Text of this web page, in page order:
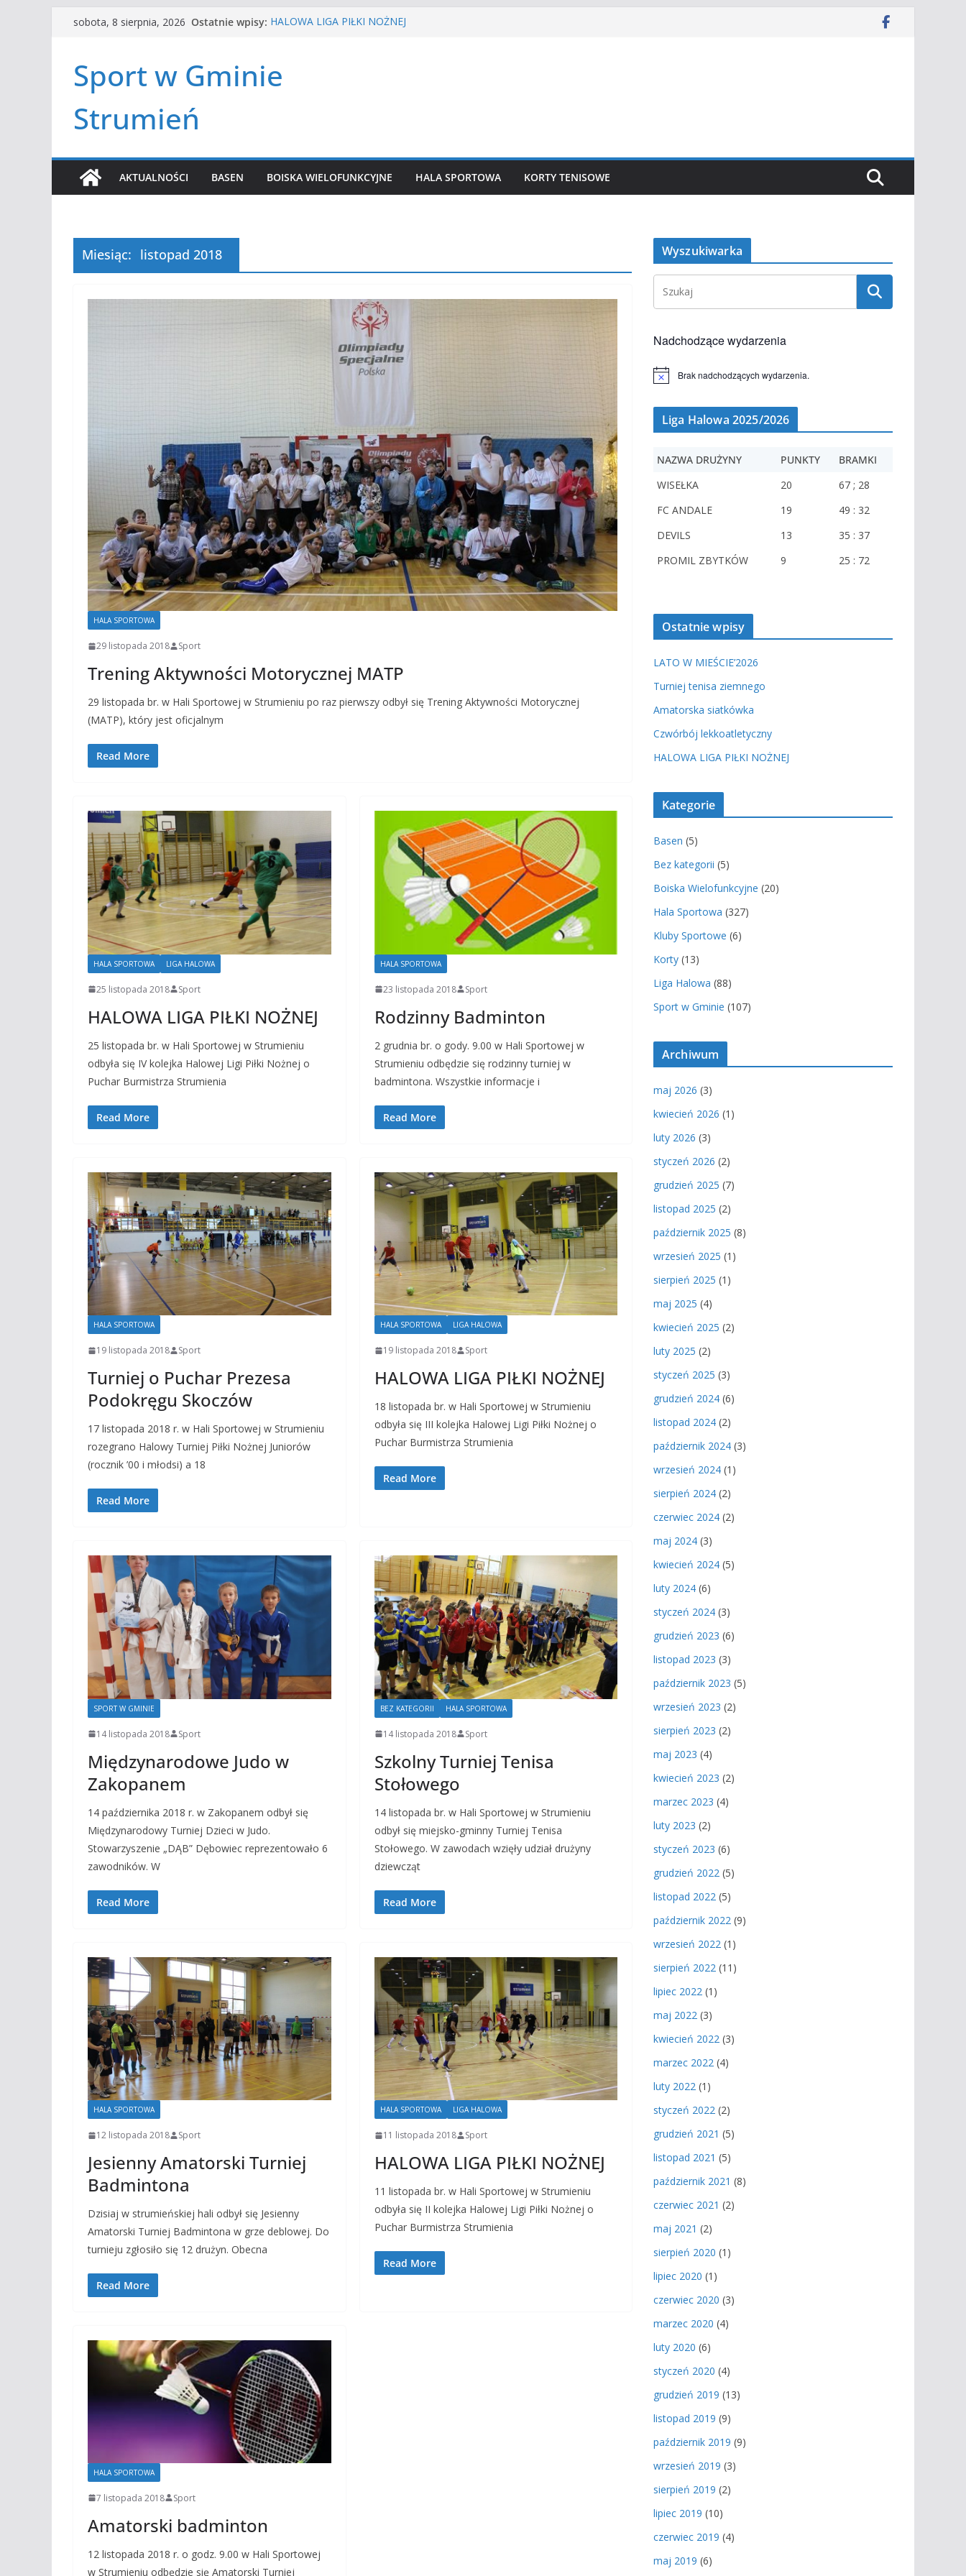
Przejdźsobota, 8 sierpnia, 2026 Ostatnie wpisy: HALOWA LIGA PIŁKI NOŻNEJ
Czwórbój lekkoatletyczny
Sport w Gminie
Strumień
AKTUALNOŚCI BASEN BOISKA WIELOFUNKCYJNE HALA SPORTOWA KORTY TENISOWE
Miesiąc: listopad 2018
HALA SPORTOWA
29 listopada 2018 Sport
Trening Aktywności Motorycznej MATP
29 listopada br. w Hali Sportowej w Strumieniu po raz pierwszy odbył się Trening Aktywności Motorycznej
(MATP), który jest oficjalnym
Read More
HALA SPORTOWA LIGA HALOWA
25 listopada 2018 Sport
HALOWA LIGA PIŁKI NOŻNEJ
25 listopada br. w Hali Sportowej w Strumieniu
odbyła się IV kolejka Halowej Ligi Piłki Nożnej o
Puchar Burmistrza Strumienia
Read More
HALA SPORTOWA
23 listopada 2018 Sport
Rodzinny Badminton
2 grudnia br. o gody. 9.00 w Hali Sportowej w
Strumieniu odbędzie się rodzinny turniej w
badmintona. Wszystkie informacje i
Read More
HALA SPORTOWA
19 listopada 2018 Sport
Turniej o Puchar Prezesa
Podokręgu Skoczów
17 listopada 2018 r. w Hali Sportowej w Strumieniu
rozegrano Halowy Turniej Piłki Nożnej Juniorów
(rocznik ’00 i młodsi) a 18
Read More
HALA SPORTOWA LIGA HALOWA
19 listopada 2018 Sport
HALOWA LIGA PIŁKI NOŻNEJ
18 listopada br. w Hali Sportowej w Strumieniu
odbyła się III kolejka Halowej Ligi Piłki Nożnej o
Puchar Burmistrza Strumienia
Read More
SPORT W GMINIE
14 listopada 2018 Sport
Międzynarodowe Judo w
Zakopanem
14 października 2018 r. w Zakopanem odbył się
Międzynarodowy Turniej Dzieci w Judo.
Stowarzyszenie „DĄB” Dębowiec reprezentowało 6
zawodników. W
Read More
BEZ KATEGORII HALA SPORTOWA
14 listopada 2018 Sport
Szkolny Turniej Tenisa
Stołowego
14 listopada br. w Hali Sportowej w Strumieniu
odbył się miejsko-gminny Turniej Tenisa
Stołowego. W zawodach wzięły udział drużyny
dziewcząt
Read More
HALA SPORTOWA
12 listopada 2018 Sport
Jesienny Amatorski Turniej
Badmintona
Dzisiaj w strumieńskiej hali odbył się Jesienny
Amatorski Turniej Badmintona w grze deblowej. Do
turnieju zgłosiło się 12 drużyn. Obecna
Read More
HALA SPORTOWA LIGA HALOWA
11 listopada 2018 Sport
HALOWA LIGA PIŁKI NOŻNEJ
11 listopada br. w Hali Sportowej w Strumieniu
odbyła się II kolejka Halowej Ligi Piłki Nożnej o
Puchar Burmistrza Strumienia
Read More
HALA SPORTOWA
7 listopada 2018 Sport
Amatorski badminton
12 listopada 2018 r. o godz. 9.00 w Hali Sportowej
w Strumieniu odbędzie się Amatorski Turniej
Wyszukiwarka
Nadchodzące wydarzenia
m
e
Brak nadchodzących wydarzenia.
Liga Halowa 2025/2026
NAZWA DRUŻYNY PUNKTY
BRAMKI
WISEŁKA
20
67 ; 28
FC ANDALE
19
49 : 32
DEVILS
13
35 : 37
PROMIL ZBYTKÓW
9 25 : 72
Ostatnie wpisy
LATO W MIEŚCIE’2026
Turniej tenisa ziemnego
Amatorska siatkówka
Czwórbój lekkoatletyczny
HALOWA LIGA PIŁKI NOŻNEJ
Kategorie
Basen (5)
Bez kategorii (5)
Boiska Wielofunkcyjne (20)
Hala Sportowa (327)
Kluby Sportowe (6)
Korty (13)
Liga Halowa (88)
Sport w Gminie (107)
Archiwum
maj 2026 (3)
kwiecień 2026 (1)
luty 2026 (3)
styczeń 2026 (2)
grudzień 2025 (7)
listopad 2025 (2)
październik 2025 (8)
wrzesień 2025 (1)
sierpień 2025 (1)
maj 2025 (4)
kwiecień 2025 (2)
luty 2025 (2)
styczeń 2025 (3)
grudzień 2024 (6)
listopad 2024 (2)
październik 2024 (3)
wrzesień 2024 (1)
sierpień 2024 (2)
czerwiec 2024 (2)
maj 2024 (3)
kwiecień 2024 (5)
luty 2024 (6)
styczeń 2024 (3)
grudzień 2023 (6)
listopad 2023 (3)
październik 2023 (5)
wrzesień 2023 (2)
sierpień 2023 (2)
maj 2023 (4)
kwiecień 2023 (2)
marzec 2023 (4)
luty 2023 (2)
styczeń 2023 (6)
grudzień 2022 (5)
listopad 2022 (5)
październik 2022 (9)
wrzesień 2022 (1)
sierpień 2022 (11)
lipiec 2022 (1)
maj 2022 (3)
kwiecień 2022 (3)
marzec 2022 (4)
luty 2022 (1)
styczeń 2022 (2)
grudzień 2021 (5)
listopad 2021 (5)
październik 2021 (8)
czerwiec 2021 (2)
maj 2021 (2)
sierpień 2020 (1)
lipiec 2020 (1)
czerwiec 2020 (3)
marzec 2020 (4)
luty 2020 (6)
styczeń 2020 (4)
grudzień 2019 (13)
listopad 2019 (9)
październik 2019 (9)
wrzesień 2019 (3)
sierpień 2019 (2)
lipiec 2019 (10)
czerwiec 2019 (4)
maj 2019 (6)